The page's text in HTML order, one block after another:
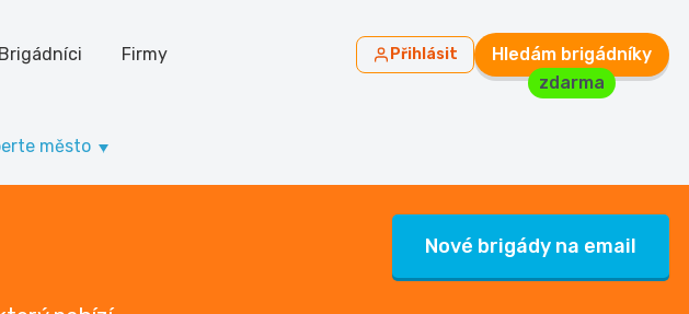
Brigádníci Firmy Přihlásit
Hledám brigádníky
zdarma
město
Nové brigády na email